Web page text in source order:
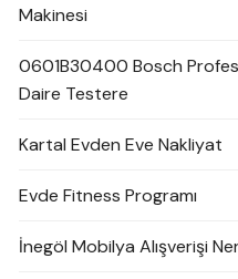
Makinesi
0601B30400 Bosch
Daire Testere
Kartal Evden Eve Nakliyat
Evde Fitness Programı
İnegöl Mobilya Alışverişi